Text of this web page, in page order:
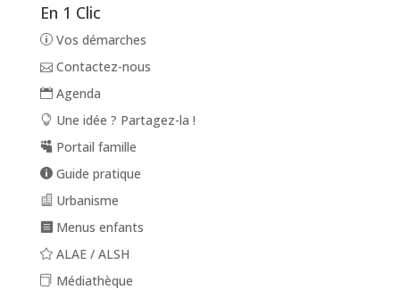
En 1 Clic
Vos démarches
Contactez-nous
Agenda
Une idée ? Partagez-la !
Portail famille
Guide pratique
Urbanisme
Menus enfants
ALAE / ALSH
Médiathèque